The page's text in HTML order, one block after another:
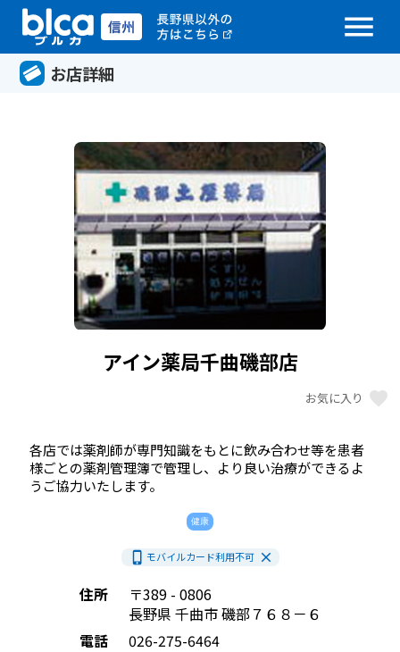
menu
お店詳細
アイン薬局千曲磯部店
お気に入り favorite
各店では薬剤師が専門知識をもとに飲み合わせ等を患者
様ごとの薬剤管理簿で管理し、より良い治療ができるよ
うご協力いたします。
健康
phone_iphone モバイルカード利用不可 close
住所
〒389 - 0806
長野県 千曲市 磯部７６８－６
電話
026-275-6464